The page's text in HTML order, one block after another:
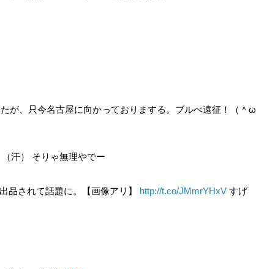
が、只今名古屋に向かっておりまする。ブルべ遠征！（＾ω
汗） そりゃ無理やでー
品されて話題に。【画像アリ】 http://t.co/JMmrYHxVすげ